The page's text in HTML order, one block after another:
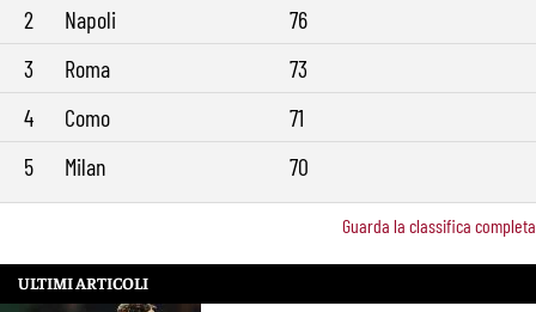
2
Napoli
76
3
Roma
73
4
Como
71
5
Milan 70
Guarda la classifica completa
ULTIMI ARTICOLI